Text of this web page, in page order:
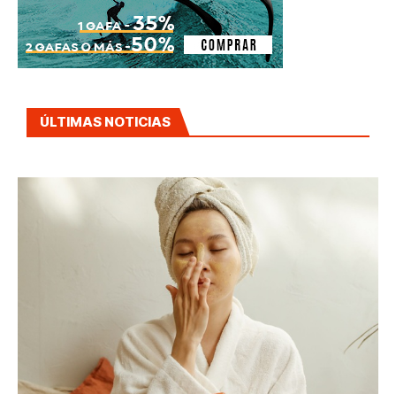
ÚLTIMAS NOTICIAS